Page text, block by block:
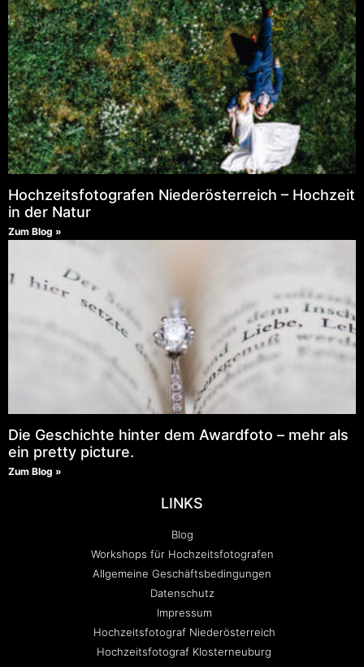
Hochzeitsfotografen Niederösterreich – Hochzeit
in der Natur
Zum Blog »
Die Geschichte hinter dem Awardfoto – mehr als
ein pretty picture.
Zum Blog »
LINKS
Blog
Workshops für Hochzeitsfotografen
Allgemeine Geschäftsbedingungen
Datenschutz
Impressum
Hochzeitsfotograf Niederösterreich
Hochzeitsfotograf Klosterneuburg